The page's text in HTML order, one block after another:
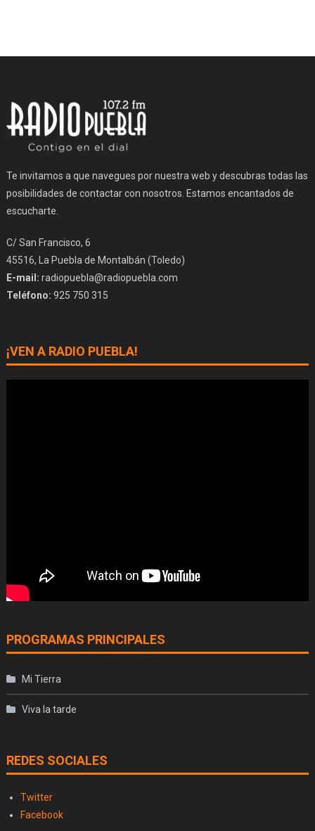
Te invitamos a que navegues por nuestra web y descubras todas las
posibilidades de contactar con nosotros. Estamos encantados de
escucharte.
C/ San Francisco, 6
45516, La Puebla de Montalbán (Toledo)
E-mail: radiopuebla@radiopuebla.com
Teléfono: 925 750 315
¡VEN A RADIO PUEBLA!
PROGRAMAS PRINCIPALES
Mi Tierra
Viva la tarde
REDES SOCIALES
Twitter
Facebook